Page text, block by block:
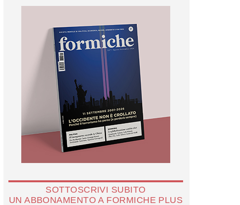
SOTTOSCRIVI SUBITO
UN ABBONAMENTO A FORMICHE PLUS